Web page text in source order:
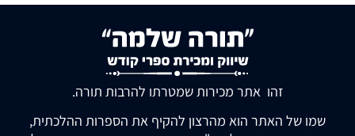
זהו אתר מכירות שמטרתו להרבות תורה.
שמו של האתר הוא מהרצון להקיף את הספרות ההלכתית,